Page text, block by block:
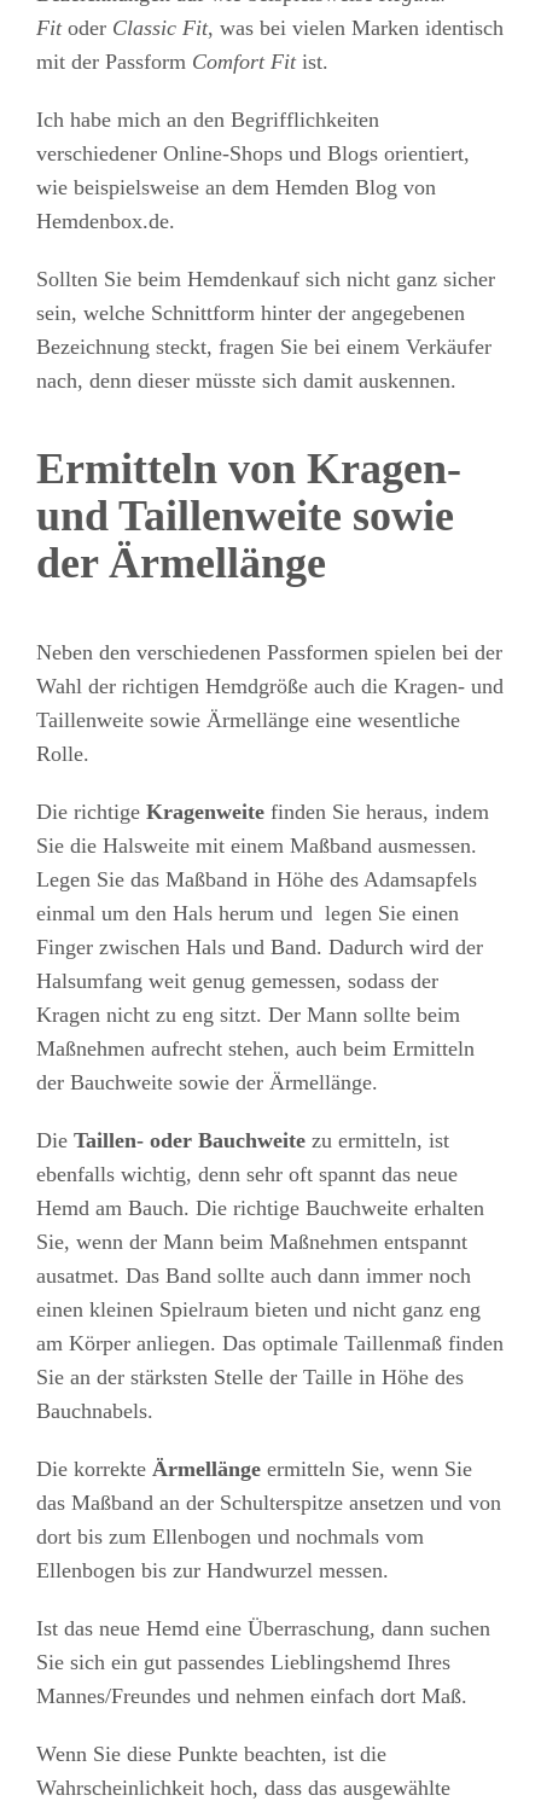
Fitoder Classic Fit, was bei vielen Marken identisch
mit der Passform Comfort Fitist.
Ich habe mich an den Begrifflichkeiten
verschiedener Online-Shops und Blogs orientiert,
wie beispielsweise an dem Hemden Blog von
Hemdenbox.de.
Sollten Sie beim Hemdenkauf sich nicht ganz sicher
sein, welche Schnittform hinter der angegebenen
Bezeichnung steckt, fragen Sie bei einem Verkäufer
nach, denn dieser müsste sich damit auskennen.
Ermitteln von Kragen-
und Taillenweite sowie
der Ärmellänge
Neben den verschiedenen Passformen spielen bei der
Wahl der richtigen Hemdgröße auch die Kragen- und
Taillenweite sowie Ärmellänge eine wesentliche
Rolle.
Die richtige Kragenweitefinden Sie heraus, indem
Sie die Halsweite mit einem Maßband ausmessen.
Legen Sie das Maßband in Höhe des Adamsapfels
einmal um den Hals herum und legen Sie einen
Finger zwischen Hals und Band. Dadurch wird der
Halsumfang weit genug gemessen, sodass der
Kragen nicht zu eng sitzt. Der Mann sollte beim
Maßnehmen aufrecht stehen, auch beim Ermitteln
der Bauchweite sowie der Ärmellänge.
Die Taillen- oder Bauchweitezu ermitteln, ist
ebenfalls wichtig, denn sehr oft spannt das neue
Hemd am Bauch. Die richtige Bauchweite erhalten
Sie, wenn der Mann beim Maßnehmen entspannt
ausatmet. Das Band sollte auch dann immer noch
einen kleinen Spielraum bieten und nicht ganz eng
am Körper anliegen. Das optimale Taillenmaß finden
Sie an der stärksten Stelle der Taille in Höhe des
Bauchnabels.
Die korrekte Ärmellängeermitteln Sie, wenn Sie
das Maßband an der Schulterspitze ansetzen und von
dort bis zum Ellenbogen und nochmals vom
Ellenbogen bis zur Handwurzel messen.
Ist das neue Hemd eine Überraschung, dann suchen
Sie sich ein gut passendes Lieblingshemd Ihres
Mannes/Freundes und nehmen einfach dort Maß.
Wenn Sie diese Punkte beachten, ist die
Wahrscheinlichkeit hoch, dass das ausgewählte